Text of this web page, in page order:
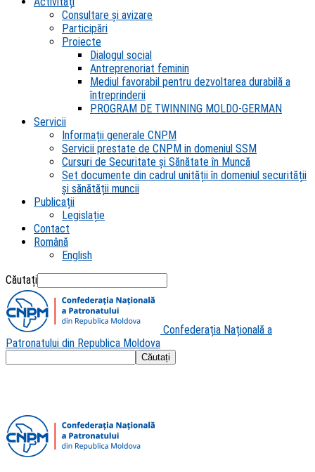
Consultare și avizare
Participări
Proiecte
Dialogul social
Antreprenoriat feminin
Mediul favorabil pentru dezvoltarea durabilă a
întreprinderii
PROGRAM DE TWINNING MOLDO-GERMAN
Servicii
Informații generale CNPM
Servicii prestate de CNPM in domeniul SSM
Cursuri de Securitate și Sănătate în Muncă
Set documente din cadrul unității în domeniul securității
și sănătății muncii
Publicații
Legislație
Contact
Română
English
Căutați
Confederația Națională a
Patronatului din Republica Moldova